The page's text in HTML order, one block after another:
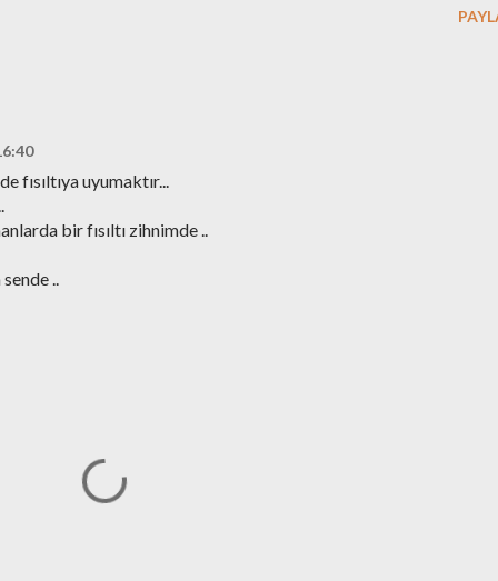
fısıltıya uyumaktır...
bir fısıltı zihnimde ..
..